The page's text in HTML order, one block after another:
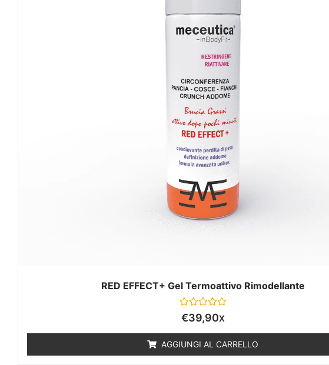
RED EFFECT+ Gel Termoattivo Rimodellante
Valutato
0
€39,90X
AGGIUNGI AL CARRELLO